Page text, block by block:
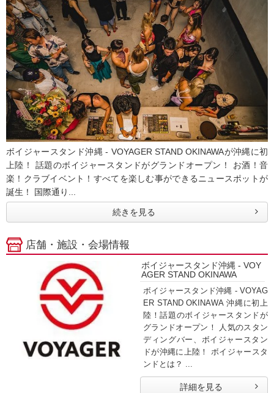
ボイジャースタンド沖縄 - VOYAGER STAND OKINAWAが沖縄に初
上陸！ 話題のボイジャースタンドがグランドオープン！ お酒！音
楽！クラブイベント！すべてを楽しむ事ができるニュースポットが
誕生！ 国際通り...
続きを見る
店舗・施設・会場情報
ボイジャースタンド沖縄 - VOY
AGER STAND OKINAWA
ボイジャースタンド沖縄 - VOYAG
ER STAND OKINAWA 沖縄に初上
陸！話題のボイジャースタンドが
グランドオープン！ 人気のスタン
ディングバー、ボイジャースタン
ドが沖縄に上陸！ ボイジャースタ
ンドとは？ ...
詳細を見る